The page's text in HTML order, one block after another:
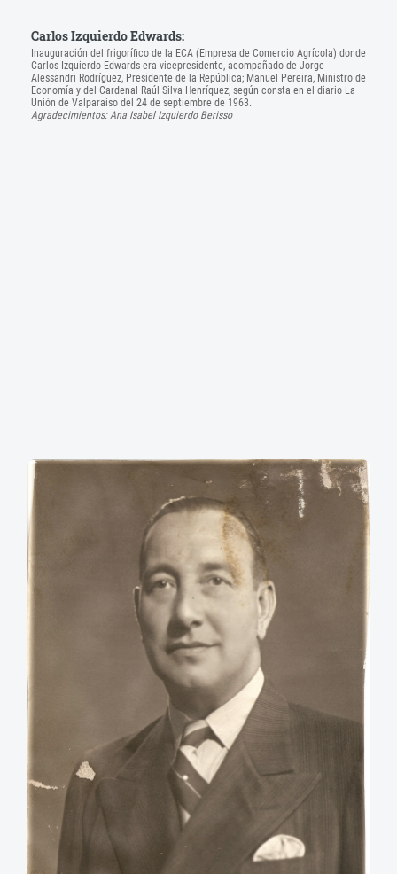
Carlos Izquierdo Edwards:
Inauguración del frigorífico de la ECA (Empresa de Comercio Agrícola) donde
Carlos Izquierdo Edwards era vicepresidente, acompañado de Jorge
Alessandri Rodríguez, Presidente de la República; Manuel Pereira, Ministro de
Economía y del Cardenal Raúl Silva Henríquez, según consta en el diario La
Unión de Valparaiso del 24 de septiembre de 1963.
Agradecimientos: Ana Isabel Izquierdo Berisso